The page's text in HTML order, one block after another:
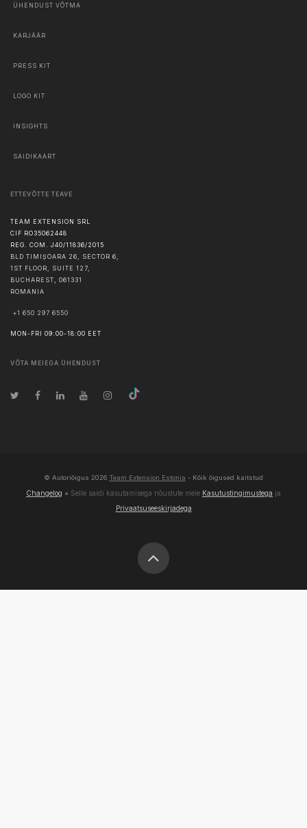
ÜHENDUST VÕTMA
KARJÄÄR
PRESS KIT
LOGO KIT
INSIGHTS
SAIDIKAART
ETTEVÕTTE TEAVE
TEAM EXTENSION SRL
CIF RO35062448
REG. COM. J40/11836/2015
BLD TIMIȘOARA 26, SECTOR 6,
1ST FLOOR, SUITE 127,
BUCHAREST
061331
ROMANIA
+1 650 297 6550
MON-FRI 09:00-18:00 EET
VÕTA MEIEGA ÜHENDUST
© Autoriõigus 2026 Team Extension Estonia - Kõik õigused kaitstud
Changelog ● Selle saidi kasutamisega nõustute meie Kasutustingimustega ja
Privaatsuseeskirjadega